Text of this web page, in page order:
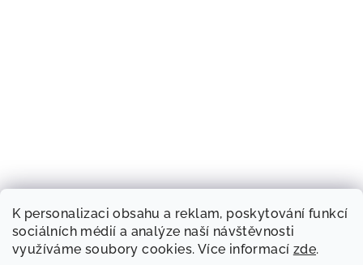
K personalizaci obsahu a reklam, poskytování funkcí
sociálních médií a analýze naší návštěvnosti
využíváme soubory cookies. Více informací zde.